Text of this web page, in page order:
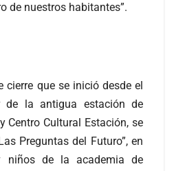
de nuestros habitantes”.
cierre que se inició desde el
de la antigua estación de
Centro Cultural Estación, se
Preguntas del Futuro”, en
de la academia de